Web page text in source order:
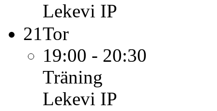
Lekevi IP
21Tor
19:00 - 20:30
Träning
Lekevi IP